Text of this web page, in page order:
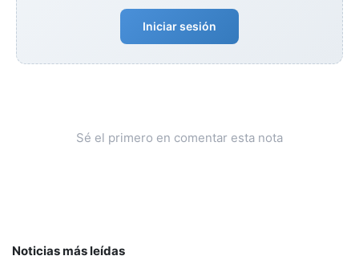
Iniciar sesión
Sé el primero en comentar esta nota
Noticias más leídas